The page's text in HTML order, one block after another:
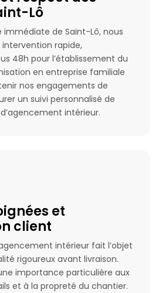
Lô
immédiate de Saint-Lô, nous
rapide,
48h pour l’établissement du
en entreprise familiale
nos engagements de
un suivi personnalisé de
intérieur.
et
client
intérieur fait l’objet
rigoureux avant livraison.
importance particulière aux
et à la propreté du chantier.